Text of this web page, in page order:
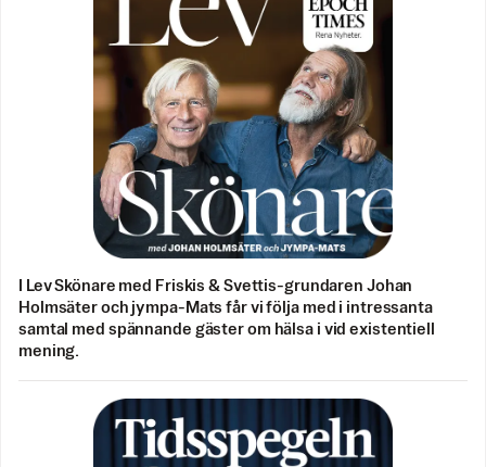
I Lev Skönare med Friskis & Svettis-grundaren Johan
Holmsäter och jympa-Mats får vi följa med i intressanta
samtal med spännande gäster om hälsa i vid existentiell
mening.